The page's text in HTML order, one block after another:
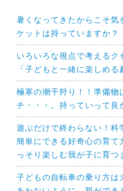
暑くなってきたからこそ気
ケットは持っていますか？
いろいろな視点で考えるク
「子どもと一緒に楽しめる
極寒の潮干狩り！！準備物
チ・・・。持っていって良
遊ぶだけで終わらない！科
簡単にできる好奇心の育て
っそり楽しむ我が子に育つ
子どもの自転車の乗り方は